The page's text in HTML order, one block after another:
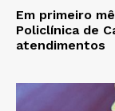
Em primeiro
Policlínica de
atendimentos